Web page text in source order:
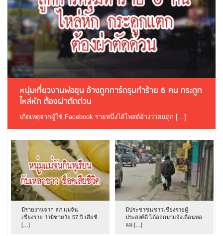
หนุ่มเที่ยวงานพ่อขุน อ้างถูกการ์ดรุมทำร้าย 6 คน กระดูก
ไหล่หัก ต้องผ่าตัดด่วน
เกิดเหตุจากผู้ใช้ Facebook รายหนึ่งได้โพสต์อ้างว่าตนถูก […]
มีรายงานจาก สภ.แม่จัน
เชียงราย ว่ามีชายวัย 57 ปี เสียชี
[…]
มีประชาชนชาวเชียงรายผู้
ประสงค์ดี ได้ออกมาแจ้งเตือนพ่อ
แม […]